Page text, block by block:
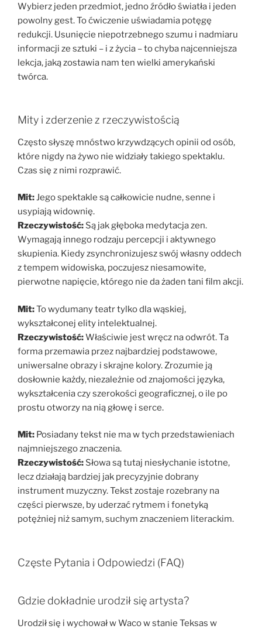
Wybierz jeden przedmiot, jedno źródło światła i jeden
powolny gest. To ćwiczenie uświadamia potęgę
redukcji. Usunięcie niepotrzebnego szumu i nadmiaru
informacji ze sztuki – i z życia – to chyba najcenniejsza
lekcja, jaką zostawia nam ten wielki amerykański
twórca.
Mity i zderzenie z rzeczywistością
Często słyszę mnóstwo krzywdzących opinii od osób,
które nigdy na żywo nie widziały takiego spektaklu.
Czas się z nimi rozprawić.
Mit:Jego spektakle są całkowicie nudne, senne i
usypiają widownię.
Rzeczywistość: Są jak głęboka medytacja zen.
Wymagają innego rodzaju percepcji i aktywnego
skupienia. Kiedy zsynchronizujesz swój własny oddech
z tempem widowiska, poczujesz niesamowite,
pierwotne napięcie, którego nie da żaden tani film akcji.
Mit:To wydumany teatr tylko dla wąskiej,
wykształconej elity intelektualnej.
Rzeczywistość:Właściwie jest wręcz na odwrót. Ta
forma przemawia przez najbardziej podstawowe,
uniwersalne obrazy i skrajne kolory. Zrozumie ją
dosłownie każdy, niezależnie od znajomości języka,
wykształcenia czy szerokości geograficznej, o ile po
prostu otworzy na nią głowę i serce.
Mit: Posiadany tekst nie ma w tych przedstawieniach
najmniejszego znaczenia.
Rzeczywistość: Słowa są tutaj niesłychanie istotne,
lecz działają bardziej jak precyzyjnie dobrany
instrument muzyczny. Tekst zostaje rozebrany na
części pierwsze, by uderzać rytmem i fonetyką
potężniej niż samym, suchym znaczeniem literackim.
Częste Pytania i Odpowiedzi (FAQ)
Gdzie dokładnie urodził się artysta?
Urodził się i wychował w Waco w stanie Teksas w